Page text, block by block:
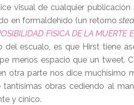
visual de cualquier
en formaldehído (un retorno
FÍSICA DE LA MUERTE
escualo, es que Hirst tiene
menos espacio que un tweet.
otra parte nos dice muchísimo
obras cediendo al
y cínico.